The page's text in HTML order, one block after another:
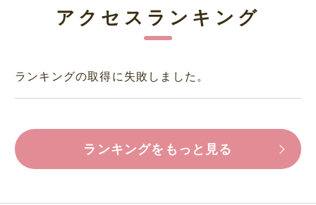
アクセスランキング
ランキングの取得に失敗しました。
ランキングをもっと見る